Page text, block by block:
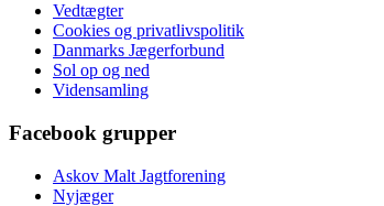
Vedtægter
Cookies og privatlivspolitik
Danmarks Jægerforbund
Sol op og ned
Vidensamling
Facebook grupper
Askov Malt Jagtforening
Nyjæger